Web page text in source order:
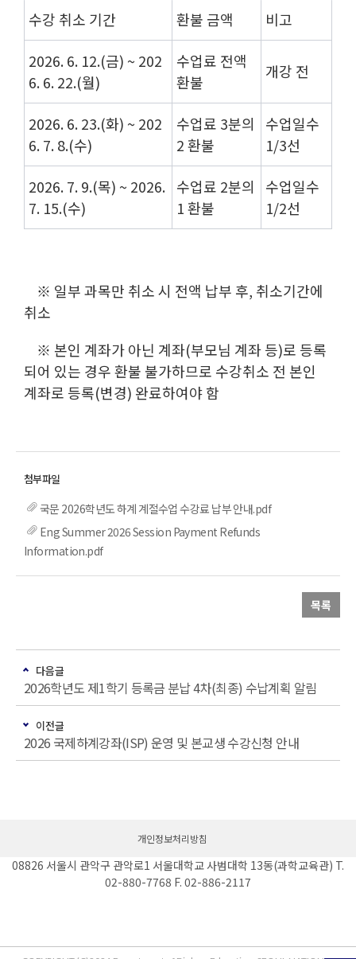
수강 취소 기간 환불 금액
비고
2026. 6. 12.(금) ~ 202
6. 6. 22.(월)
수업료 전액
환불
개강 전
2026. 6. 23.(화) ~ 202
6. 7. 8.(수)
수업료 3분의
2 환불
수업일수
1/3선
2026. 7. 9.(목) ~ 2026.
7. 15.(수)
수업료 2분의
1 환불
수업일수
1/2선
※ 일부 과목만 취소 시 전액 납부 후, 취소기간에
취소
※ 본인 계좌가 아닌 계좌(부모님 계좌 등)로 등록
되어 있는 경우 환불 불가하므로 수강취소 전 본인
계좌로 등록(변경) 완료하여야 함
국문 2026학년도 하계 계절수업 수강료 납부 안내.pdf
Eng Summer 2026 Session Payment Refunds
Information.pdf
목록
다음글
2026학년도 제1학기 등록금 분납 4차(최종) 수납계획 알림
이전글
2026 국제하계강좌(ISP) 운영 및 본교생 수강신청 안내
개인정보처리방침
08826 서울시 관악구 관악로1 서울대학교 사범대학 13동(과학교육관) T.
02-880-7768 F. 02-886-2117